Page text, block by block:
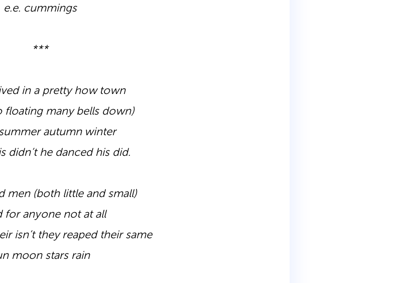
e.e. cummings
***
in a pretty how town
floating many bells down)
autumn winter
didn’t he danced his did.
men (both little and small)
for anyone not at all
isn’t they reaped their same
moon stars rain